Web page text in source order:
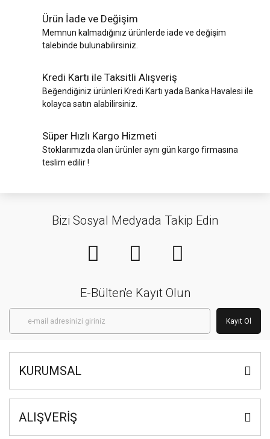
Ürün İade ve Değişim
Memnun kalmadığınız ürünlerde iade ve değişim
talebinde bulunabilirsiniz.
Kredi Kartı ile Taksitli Alışveriş
Beğendiğiniz ürünleri Kredi Kartı yada Banka Havalesi ile
kolayca satın alabilirsiniz.
Süper Hızlı Kargo Hizmeti
Stoklarımızda olan ürünler aynı gün kargo firmasına
teslim edilir !
Bizi Sosyal Medyada Takip Edin
E-Bülten'e Kayıt Olun
Kayıt Ol
KURUMSAL
ALIŞVERİŞ